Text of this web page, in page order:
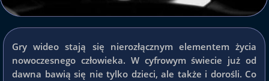
Gry wideo stają się nierozłącznym elementem życia
nowoczesnego człowieka. W cyfrowym świecie już od
dawna bawią się nie tylko dzieci, ale także i dorośli. Co